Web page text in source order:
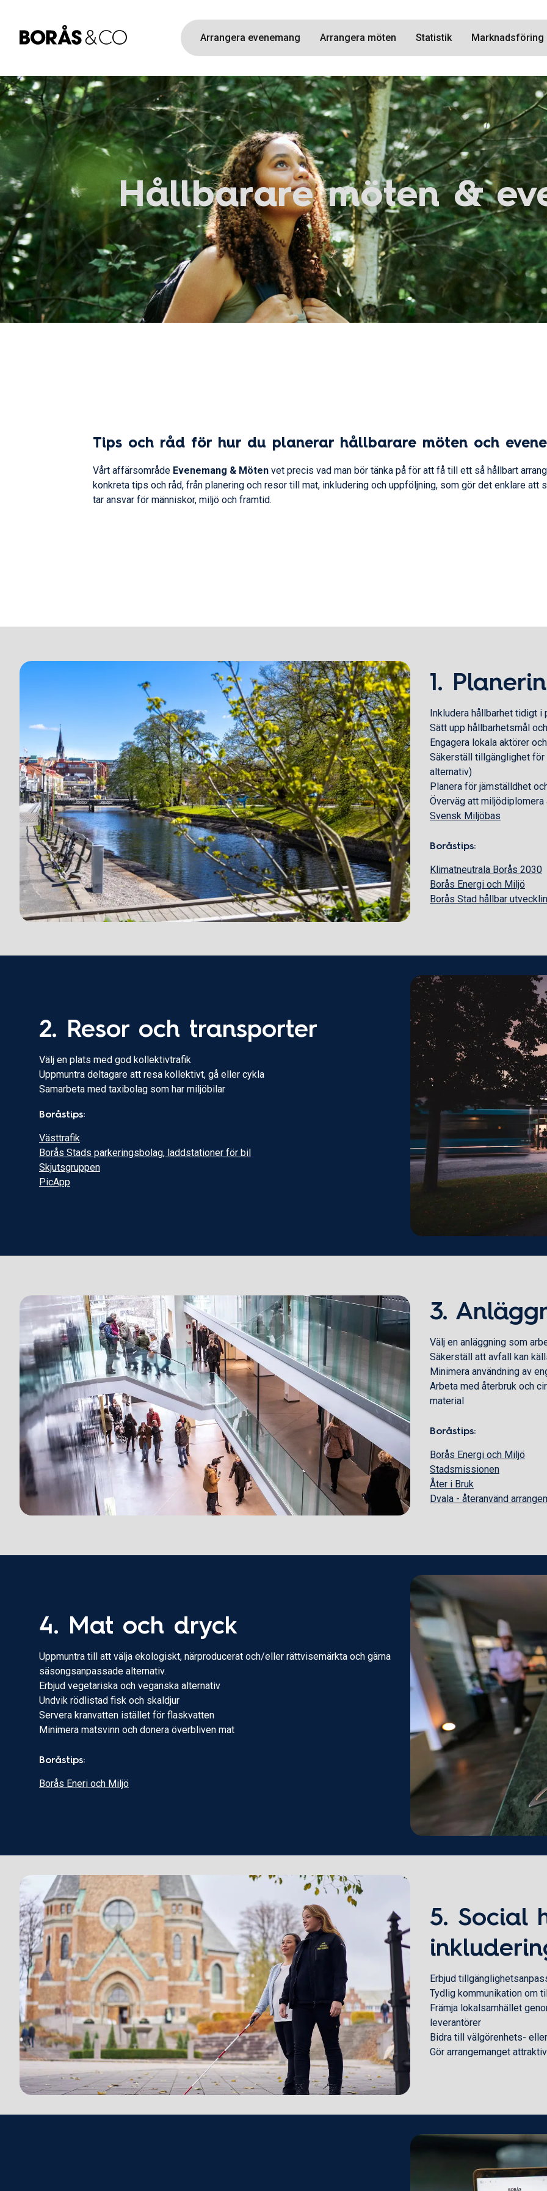
Arrangera evenemang Arrangera möten Statistik Marknadsföring
Hållbarare möten &
Tips och råd för hur du planerar hållbarare möten och
Vårt affärsområde Evenemang & Möten vet precis vad man bör tänka på för att få till ett så hållbart
konkreta tips och råd, från planering och resor till mat, inkludering och uppföljning, som gör det enklare att
tar ansvar för människor, miljö och framtid.
1.
Inkludera hållbarhet tidigt i
Sätt upp hållbarhetsmål
Engagera lokala aktörer
Säkerställ tillgänglighet för
alternativ)
Planera för jämställdhet
Överväg att
Svensk Miljöbas
Boråstips:
Klimatneutrala Borås 2030
Borås Energi och Miljö
Borås Stad hållbar
2. Resor och transporter
Välj en plats med god kollektivtrafik
Uppmuntra deltagare att resa kollektivt, gå eller cykla
Samarbeta med taxibolag som har miljöbilar
Boråstips:
Västtrafik
Borås Stads parkeringsbolag, laddstationer för bil
Skjutsgruppen
PicApp
3.
Välj en anläggning som
Säkerställ att avfall kan
Minimera användning av
Arbeta med återbruk och
material
Boråstips:
Borås Energi och Miljö
Stadsmissionen
Åter i Bruk
Dvala - återanvänd
4. Mat och dryck
Uppmuntra till att välja ekologiskt, närproducerat och/eller rättvisemärkta och gärna
säsongsanpassade alternativ.
Erbjud vegetariska och veganska alternativ
Undvik rödlistad fisk och skaldjur
Servera kranvatten istället för flaskvatten
Minimera matsvinn och donera överbliven mat
Boråstips:
Borås Eneri och Miljö
5. Social
Erbjud
Tydlig kommunikation om
Främja lokalsamhället
leverantörer
Bidra till välgörenhets-
Gör arrangemanget